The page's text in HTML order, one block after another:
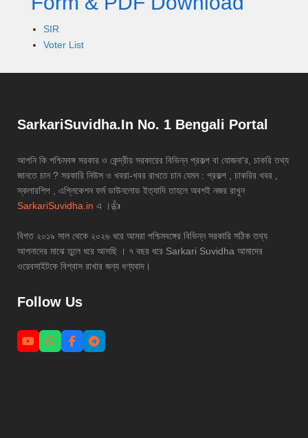
SIR
Voter List
SarkariSuvidha.In No. 1 Bengali Portal
আপনি কি পশ্চিমবঙ্গ সরকার ও কেন্দ্রীয় সরকারের বিভিন্ন প্রকল্প বা যোজনা'র, চাকরি তথ্য
জানতে চান ? সরকারি নিউস ও খবরা-খবর রাখতে চান যেমন : প্রকল্প , চাকরির খবর ,
স্কলারশিপ , এপ্লিকেশন ফর্ম ডাউনলোড ইত্যাদি তাহলে অবশই নজর রাখুন
SarkariSuvidha.in এ ।👍
বিগত ২০১৯ সাল থেকে ২০২৬ ধরে আমরা পশ্চিমবঙ্গের বিভিন্ন সরকারি সঠিক তথ্য
আপনাদের মাঝে তুলে ধরে আসছি । ৭ বছর ধরে Sarkari Suvidha আমাদের
ওয়েবসাইটকে বিশ্বাস রাখার জন্য ধণ্যবাদ।
Follow Us